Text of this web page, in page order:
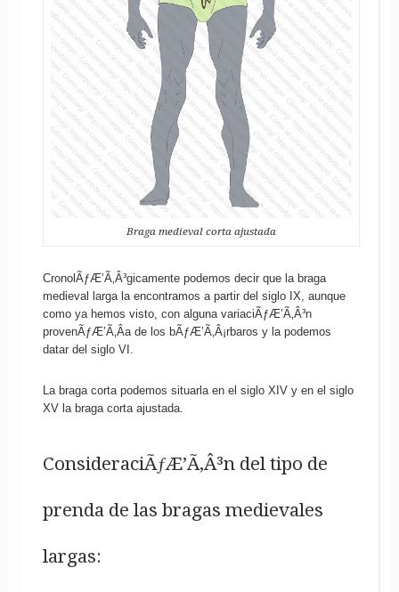
Braga medieval corta ajustada
CronolÃƒÆ’Ã‚Â³gicamente podemos decir que la braga
medieval larga la encontramos a partir del siglo IX, aunque
como ya hemos visto, con alguna variaciÃƒÆ’Ã‚Â³n
provenÃƒÆ’Ã‚Â­a de los bÃƒÆ’Ã‚Â¡rbaros y la podemos
datar del siglo VI.
La braga corta podemos situarla en el siglo XIV y en el siglo
XV la braga corta ajustada.
ConsideraciÃƒÆ’Ã‚Â³n del tipo de
prenda de las bragas medievales
largas: